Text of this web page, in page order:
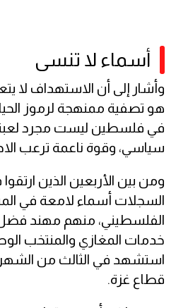
أسماء لا تنسى
وأشار إلى أن الاستهداف لا
هو تصفية ممنهجة لرموز الحياة
في فلسطين ليست مجرد لعبة،
سياسي، وقوة ناعمة ترعب
ومن بين الأربعين الذين
السجلات أسماء لامعة في
الفلسطيني، منهم مهند فضل
خدمات المغازي والمنتخب
استشهد في الثالث من
قطاع غزة.